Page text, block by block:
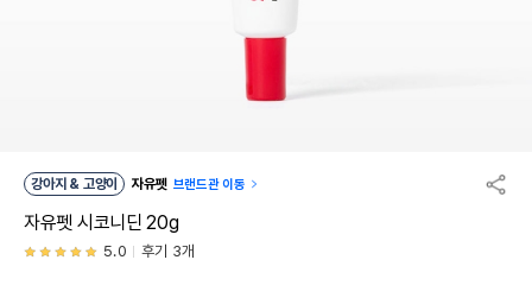
강아지 & 고양이 자유펫 브랜드관 이동
자유펫 시코니딘 20g
5.0 후기 3개